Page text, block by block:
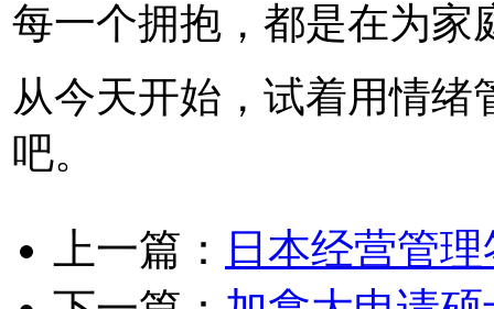
每一个拥抱，都是在为家
从今天开始，试着用情
吧。
上一篇：
日本经营管